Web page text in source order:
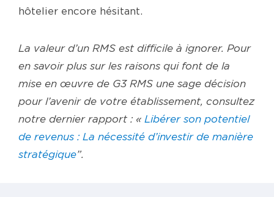
hôtelier encore hésitant.
La valeur d’un RMS est difficile à ignorer. Pour
en savoir plus sur les raisons qui font de la
mise en œuvre de G3 RMS une sage décision
pour l’avenir de votre établissement, consultez
notre dernier rapport : « Libérer son potentiel
de revenus : La nécessité d’investir de manière
stratégique”.